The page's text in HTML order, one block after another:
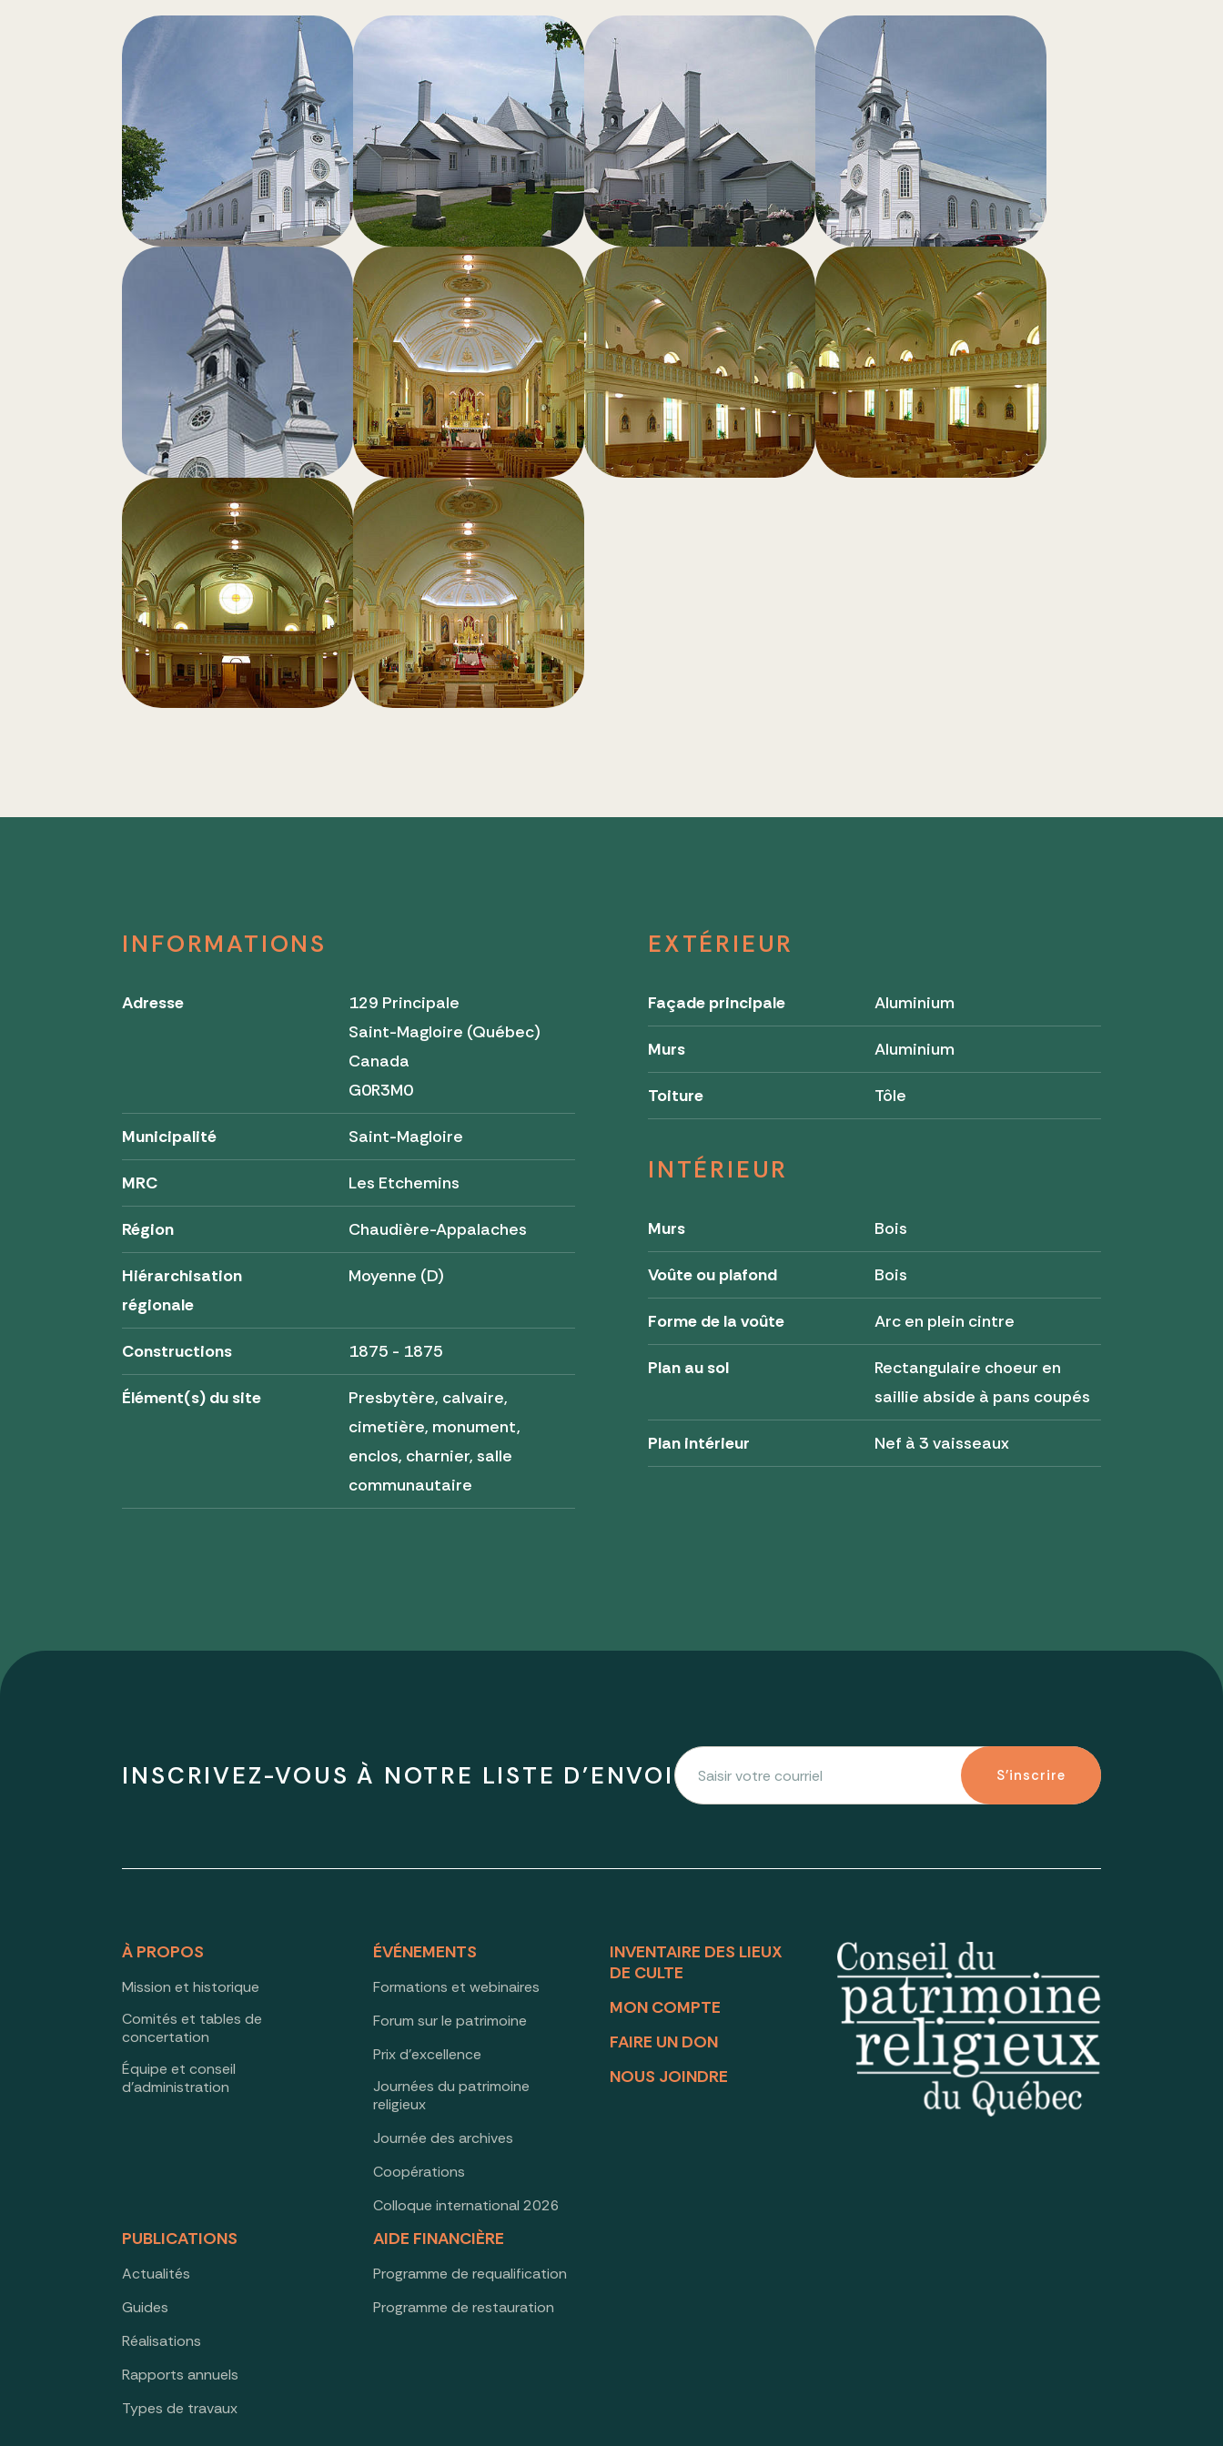
INFORMATIONS
Adresse
129 Principale
Saint-Magloire (Québec)
Canada
G0R3M0
Municipalité Saint-Magloire
MRC Les Etchemins
Région Chaudière-Appalaches
Hiérarchisation
régionale
Moyenne (D)
Constructions 1875 - 1875
Élément(s) du site
Presbytère, calvaire,
cimetière, monument,
enclos, charnier, salle
communautaire
EXTÉRIEUR
Façade principale Aluminium
Murs Aluminium
Toiture Tôle
INTÉRIEUR
Murs Bois
Voûte ou plafond Bois
Forme de la voûte Arc en plein cintre
Plan au sol
Rectangulaire choeur en
saillie abside à pans coupés
Plan intérieur Nef à 3 vaisseaux
INSCRIVEZ-VOUS À NOTRE LISTE D'ENVOI S'inscrire
À PROPOS
Mission et historique
Comités et tables de
concertation
Équipe et conseil
d’administration
ÉVÉNEMENTS
Formations et webinaires
Forum sur le patrimoine
Prix d’excellence
Journées du patrimoine
religieux
Journée des archives
Coopérations
Colloque international 2026
PUBLICATIONS
Actualités
Guides
Réalisations
Rapports annuels
Types de travaux
AIDE FINANCIÈRE
Programme de requalification
Programme de restauration
INVENTAIRE DES LIEUX
DE CULTE
MON COMPTE
FAIRE UN DON
NOUS JOINDRE